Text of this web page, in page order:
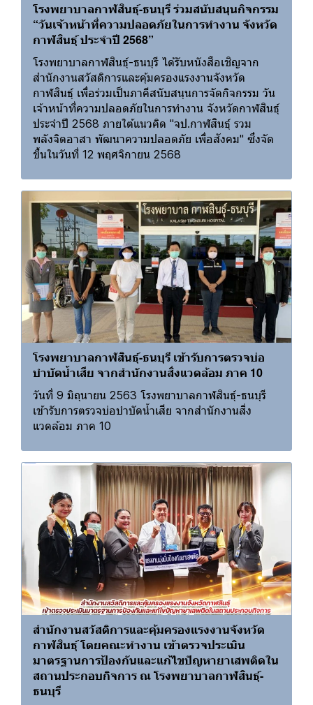
โรงพยาบาลกาฬสินธุ์-ธนบุรี ร่วมสนับสนุนกิจกรรม
“วันเจ้าหน้าที่ความปลอดภัยในการทำงาน จังหวัด
กาฬสินธุ์ ประจำปี 2568”
โรงพยาบาลกาฬสินธุ์-ธนบุรี ได้รับหนังสือเชิญจาก
สำนักงานสวัสดิการและคุ้มครองแรงงานจังหวัด
กาฬสินธุ์ เพื่อร่วมเป็นภาคีสนับสนุนการจัดกิจกรรม วัน
เจ้าหน้าที่ความปลอดภัยในการทำงาน จังหวัดกาฬสินธุ์
ประจำปี 2568 ภายใต้แนวคิด "จป.กาฬสินธุ์ รวม
พลังจิตอาสา พัฒนาความปลอดภัย เพื่อสังคม" ซึ่งจัด
ขึ้นในวันที่ 12 พฤศจิกายน 2568
โรงพยาบาลกาฬสินธุ์-ธนบุรี เข้ารับการตรวจบ่อ
บำบัดน้ำเสีย จากสำนักงานสิ่งแวดล้อม ภาค 10
วันที่ 9 มิถุนายน 2563 โรงพยาบาลกาฬสินธุ์-ธนบุรี
เข้ารับการตรวจบ่อบำบัดน้ำเสีย จากสำนักงานสิ่ง
แวดล้อม ภาค 10
สำนักงานสวัสดิการและคุ้มครองแรงงานจังหวัด
กาฬสินธุ์ โดยคณะทำงาน เข้าตรวจประเมิน
มาตรฐานการป้องกันและแก้ไขปัญหายาเสพติดใน
สถานประกอบกิจการ ณ โรงพยาบาลกาฬสินธุ์-
ธนบุรี